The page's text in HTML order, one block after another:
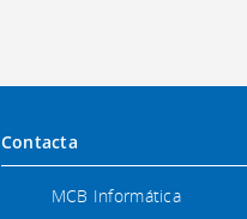
Contacta
MCB Informática